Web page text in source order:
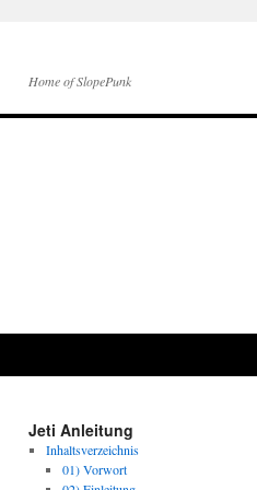
Home of SlopePunk
Jeti Anleitung
Inhaltsverzeichnis
01) Vorwort